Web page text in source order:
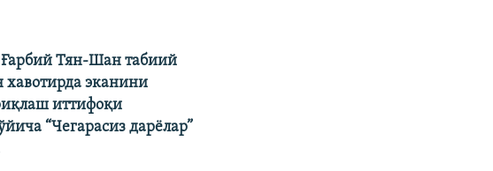
Тян-Шан табиий
эканини
иттифоқи
“Чегарасиз дарёлар”